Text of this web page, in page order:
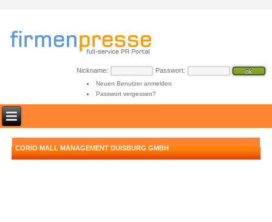
Nickname: Passwort:
Neuen Benutzer anmelden
Passwort vergessen?
CORIO MALL MANAGEMENT DUISBURG GMBH